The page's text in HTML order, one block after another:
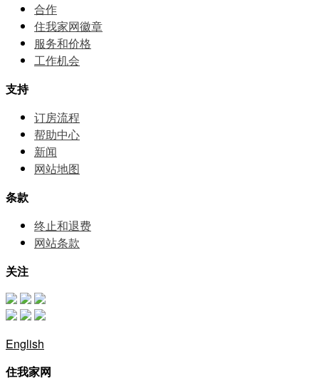
合作
住我家网徽章
服务和价格
⼯作机会
支持
订房流程
帮助中⼼
新闻
网站地图
条款
终止和退费
网站条款
关注
English
住我家网